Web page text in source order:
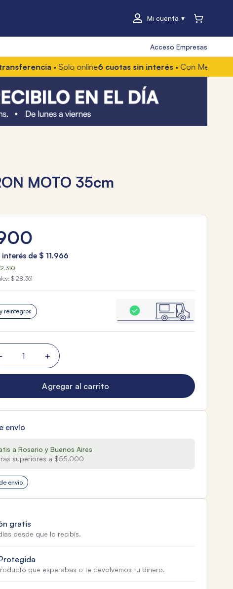
Mi cuenta
Acceso Empresas
• Solo online6 cuotas sin interés• Con Mercado
MOTO 35cm
de $ 11.966
$ 28.361
reintegros
＋
Agregar al carrito
envío
a Rosario y Buenos Aires
superiores a $55.000
envio
gratis
desde que lo recibís.
que esperabas o te devolvemos tu dinero.